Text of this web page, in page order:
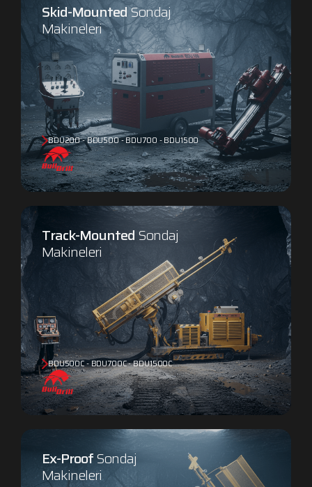
Skid-MountedSondaj
Makineleri
BDU200 - BDU500 - BDU700 - BDU1500
Track-MountedSondaj
Makineleri
BDU500C - BDU700C - BDU1500C
Ex-ProofSondaj
Makineleri